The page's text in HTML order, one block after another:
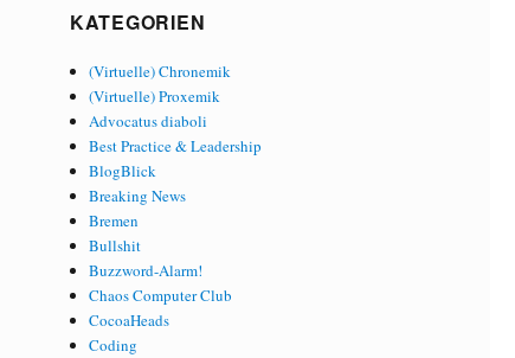
KATEGORIEN
(Virtuelle) Chronemik
(Virtuelle) Proxemik
Advocatus diaboli
Best Practice & Leadership
BlogBlick
Breaking News
Bremen
Bullshit
Buzzword-Alarm!
Chaos Computer Club
CocoaHeads
Coding